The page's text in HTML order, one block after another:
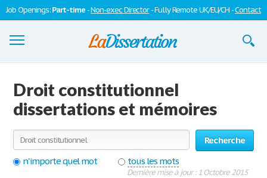
Job Openings:Part-time -Non-exec Director- Fully Remote UK/EU/CH -Contact
S'inscrire
Se connecter
Contactez-nous
Droit constitutionnel
dissertations et mémoires
Recherche
n'importe quel mot
tous les mots
Dernière mise à jour : 1 Octobre 2015